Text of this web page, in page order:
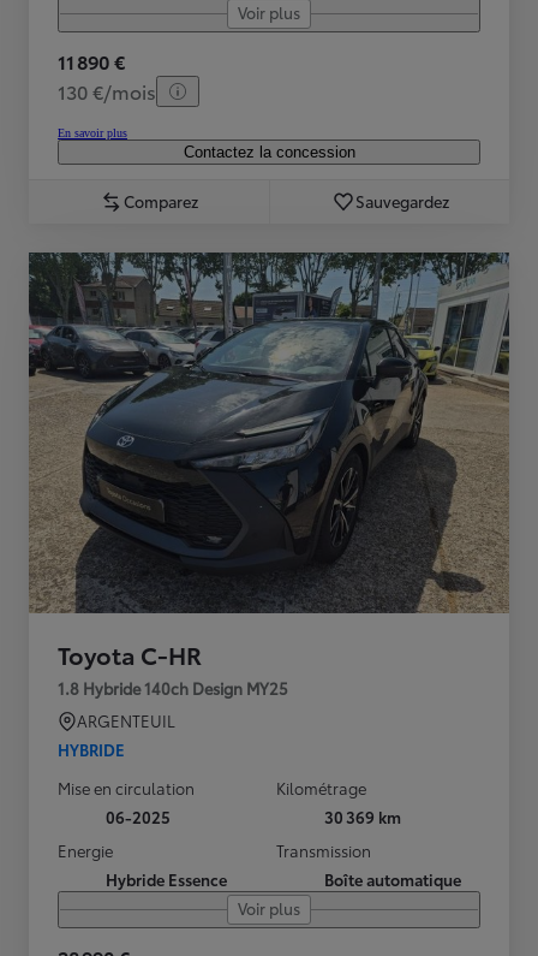
Voir plus
11 890 €
130 €/mois
En savoir plus
Contactez la concession
Comparez Sauvegardez
Toyota C-HR
1.8 Hybride 140ch Design MY25
ARGENTEUIL
HYBRIDE
Mise en circulation
06-2025
Kilométrage
30 369 km
Energie
Hybride Essence
Transmission
Boîte automatique
Voir plus